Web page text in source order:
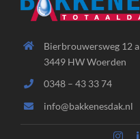
Bierbrouwersweg 12 a
3449 HW Woerden
0348 – 43 33 74
info@bakkenesdak.nl